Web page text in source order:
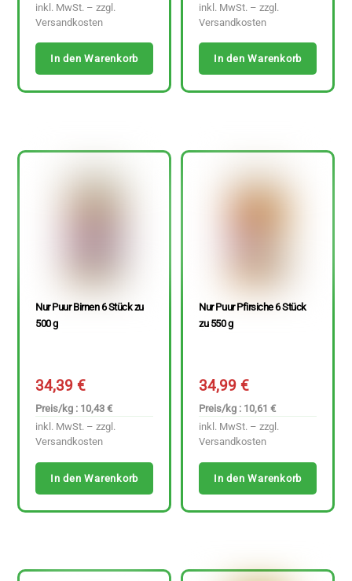
inkl. MwSt. – zzgl.
Versandkosten
In den Warenkorb
inkl. MwSt. – zzgl.
Versandkosten
In den Warenkorb
Nur Puur Birnen 6 Stück zu
500 g
34,39€
Preis/kg : 10,43 €
inkl. MwSt. – zzgl.
Versandkosten
In den Warenkorb
Nur Puur Pfirsiche 6 Stück
zu 550 g
34,99€
Preis/kg : 10,61 €
inkl. MwSt. – zzgl.
Versandkosten
In den Warenkorb